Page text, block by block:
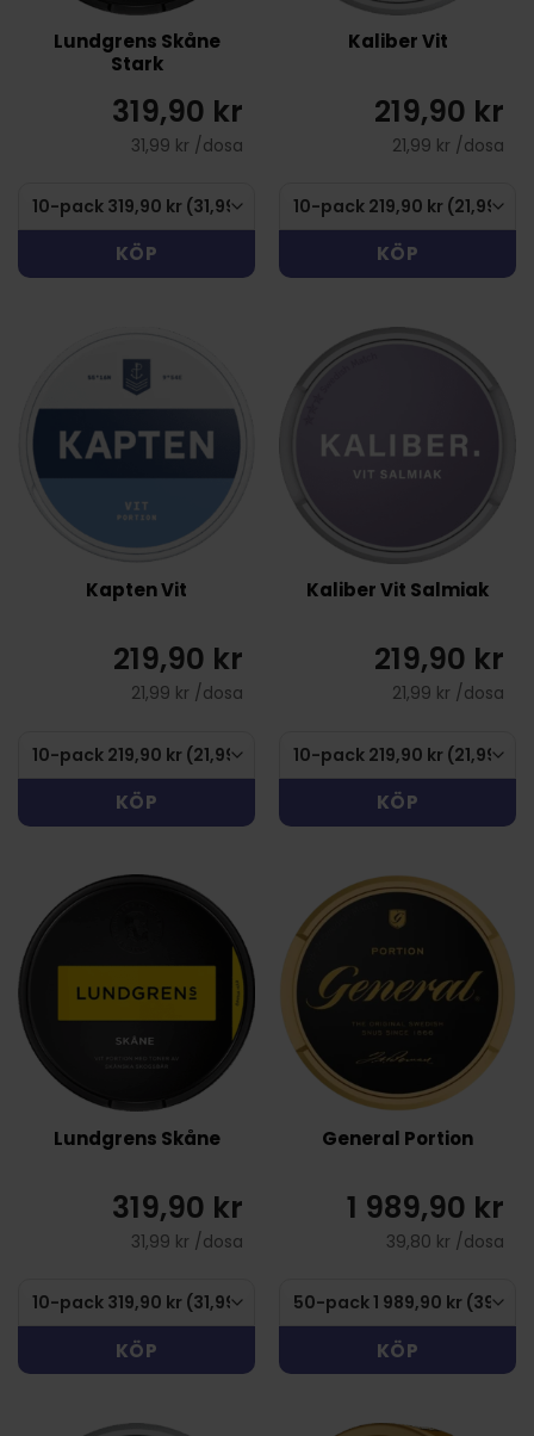
Lundgrens Skåne
Stark
319,90 kr
31,99 kr /dosa
KÖP
Kaliber Vit
219,90 kr
21,99 kr /dosa
KÖP
Kapten Vit
219,90 kr
21,99 kr /dosa
KÖP
Kaliber Vit Salmiak
219,90 kr
21,99 kr /dosa
KÖP
Lundgrens Skåne
319,90 kr
31,99 kr /dosa
KÖP
General Portion
1 989,90 kr
39,80 kr /dosa
KÖP